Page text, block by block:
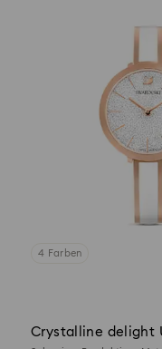
4 Farben
Crystalline delight